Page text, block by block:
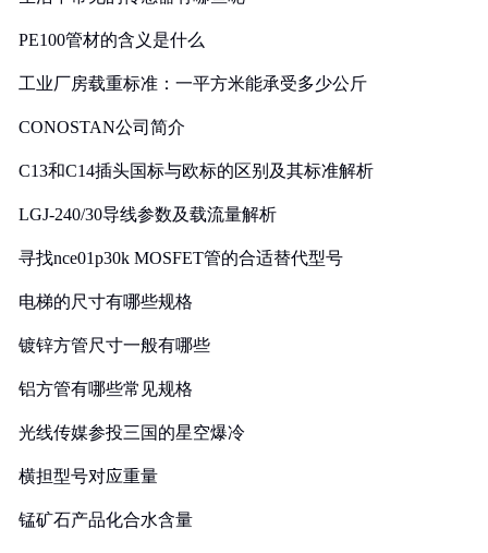
PE100管材的含义是什么
工业厂房载重标准：一平方米能承受多少公斤
CONOSTAN公司简介
C13和C14插头国标与欧标的区别及其标准解析
LGJ-240/30导线参数及载流量解析
寻找nce01p30k MOSFET管的合适替代型号
电梯的尺寸有哪些规格
镀锌方管尺寸一般有哪些
铝方管有哪些常见规格
光线传媒参投三国的星空爆冷
横担型号对应重量
锰矿石产品化合水含量